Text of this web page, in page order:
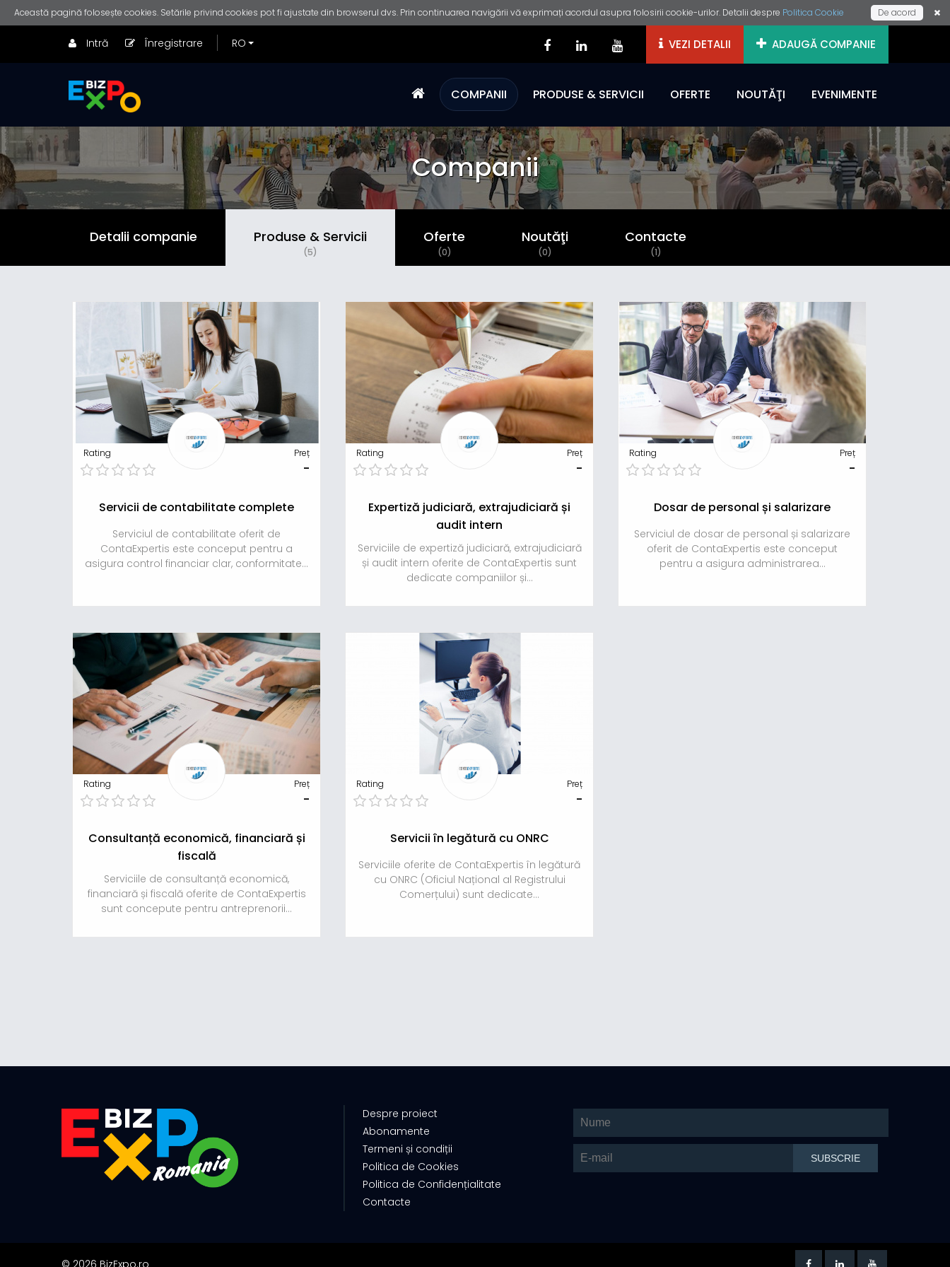
Această pagină folosește cookies. Setările privind cookies pot fi ajustate din browserul dvs. Prin continuarea navigării vă exprimați acordul asupra folosirii cookie-urilor. Detalii despre Politica Cookie De acord
Intră Înregistrare VEZI DETALII ADAUGĂ COMPANIE
COMPANII PRODUSE & SERVICII OFERTE NOUTĂŢI EVENIMENTE
Companii
Detalii companie Produse & Servicii
(5)
Oferte
(0)
Noutăţi
(0)
Contacte
(1)
Rating Preț
-
Servicii de contabilitate complete
Serviciul de contabilitate oferit de
ContaExpertis este conceput pentru a
asigura control financiar clar, conformitate...
Rating Preț
-
Expertiză judiciară, extrajudiciară și
audit intern
Serviciile de expertiză judiciară, extrajudiciară
și audit intern oferite de ContaExpertis sunt
dedicate companiilor și...
Rating Preț
-
Dosar de personal și salarizare
Serviciul de dosar de personal și salarizare
oferit de ContaExpertis este conceput
pentru a asigura administrarea...
Rating Preț
-
Consultanță economică, financiară și
fiscală
Serviciile de consultanță economică,
financiară și fiscală oferite de ContaExpertis
sunt concepute pentru antreprenorii...
Rating Preț
-
Servicii în legătură cu ONRC
Serviciile oferite de ContaExpertis în legătură
cu ONRC (Oficiul Național al Registrului
Comerțului) sunt dedicate...
Despre proiect
Abonamente
Termeni și condiții
Politica de Cookies
Politica de Confidențialitate
Contacte
© 2026 BizExpo.ro